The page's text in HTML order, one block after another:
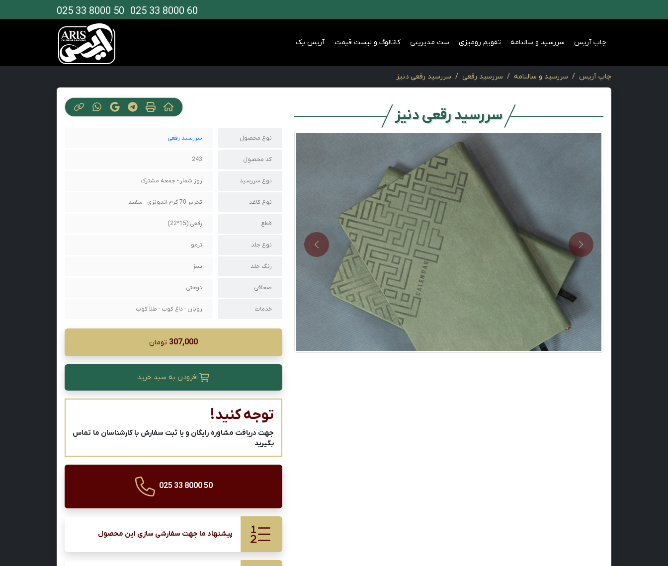
025 33 8000 60
025 33 8000 50
چاپ آریس سررسید و سالنامه تقویم رومیزی ست مدیریتی کاتالوگ و لیست قیمت آریس پک
چاپ آریس سررسید و سالنامه سررسید رقعی سررسید رقعی دنیز
سررسید رقعی دنیز
Previous
Next
نوع محصول سررسید رقعی
کد محصول 243
نوع سررسید روز شمار - جمعه مشترک
نوع کاغذ تحریر 70 گرم اندونزی - سفید
قطع رقعی (15*22)
نوع جلد ترمو
رنگ جلد سبز
صحافی دوختی
خدمات روبان - داغ کوب - طلا کوب
307,000 تومان
افزودن به سبد خرید
توجه کنید!
جهت دریافت مشاوره رایگان و یا ثبت سفارش با کارشناسان ما تماس
بگیرید
025 33 8000 50
پیشنهاد ما جهت سفارشی سازی این محصول